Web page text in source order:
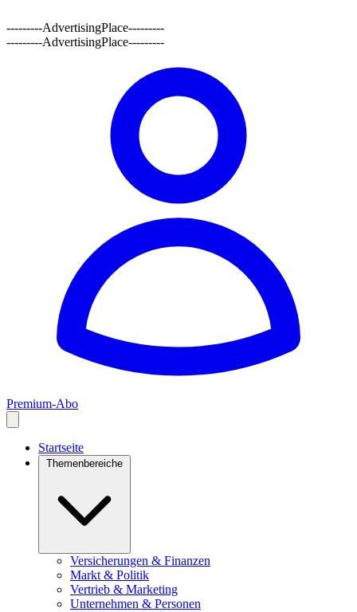
---------AdvertisingPlace---------
---------AdvertisingPlace---------
Premium-Abo
Startseite
Themenbereiche
Versicherungen & Finanzen
Markt & Politik
Vertrieb & Marketing
Unternehmen & Personen